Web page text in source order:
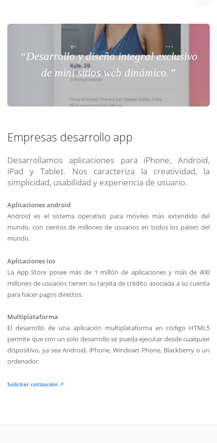
“Desarrollo y diseño integral exclusivo
de mini sitios web dinámico.”
Empresas desarrollo app
Desarrollamos aplicaciones para iPhone, Android,
iPad y Tablet. Nos caracteriza la creatividad, la
simplicidad, usabilidad y experiencia de usuario.
Aplicaciones android
Android es el sistema operativo para móviles más extendido del
mundo, con cientos de millones de usuarios en todos los países del
mundo.
Aplicaciones ios
La App Store posee más de 1 millón de aplicaciones y más de 400
millones de usuarios tienen su tarjeta de crédito asociada a su cuenta
para hacer pagos directos.
Multiplataforma
El desarrollo de una aplicación multiplataforma en código HTML5
permite que con un solo desarrollo se pueda ejecutar desde cualquier
dispositivo, ya sea Android, iPhone, Windows Phone, Blackberry o un
ordenador.
Solicitar cotización ↗